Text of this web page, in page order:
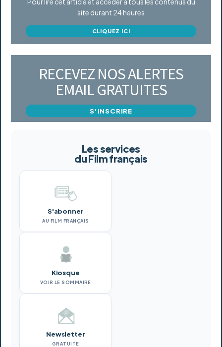
site durant 24 heures
CLIQUEZ ICI
RECEVEZ NOS ALERTES
EMAIL GRATUITES
S'INSCRIRE
Les services
du Film français
S'abonner
AU FILM FRANÇAIS
Kiosque
VOIR LE SOMMAIRE
Newsletter
GRATUITE